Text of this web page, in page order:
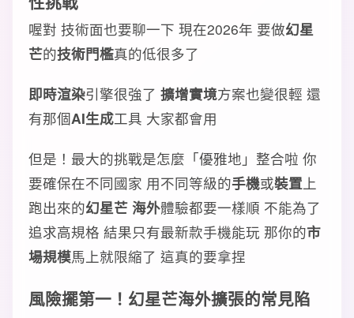
喔對 技術面也要聊一下 現在2026年 要做幻星
芒的技術門檻真的低很多了
即時渲染引擎很強了 擴增實境方案也變很輕 還
有那個AI生成工具 大家都會用
但是！最大的挑戰是怎麼「優雅地」整合啦 你
要確保在不同國家 用不同等級的手機或裝置上
跑出來的幻星芒 海外體驗都要一樣順 不能為了
追求高規格 結果只有最新款手機能玩 那你的市
場規模馬上就限縮了 這真的要拿捏
風險擺第一！幻星芒海外擴張的常見陷